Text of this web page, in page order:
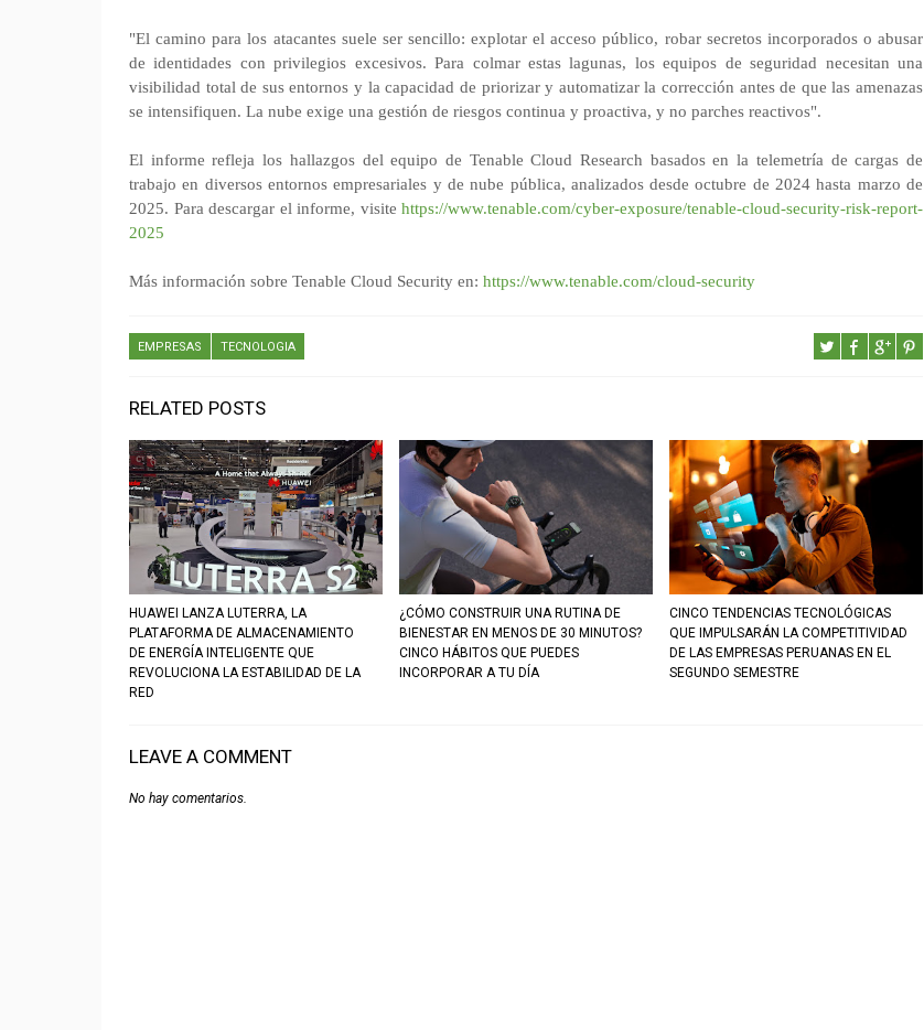
"El camino para los atacantes suele ser sencillo: explotar el acceso público, robar secretos incorporados o abusar
de identidades con privilegios excesivos. Para colmar estas lagunas, los equipos de seguridad necesitan una
visibilidad total de sus entornos y la capacidad de priorizar y automatizar la corrección antes de que las amenazas
se intensifiquen. La nube exige una gestión de riesgos continua y proactiva, y no parches reactivos".
El informe refleja los hallazgos del equipo de Tenable Cloud Research basados en la telemetría de cargas de
trabajo en diversos entornos empresariales y de nube pública, analizados desde octubre de 2024 hasta marzo de
2025. Para descargar el informe, visite https://www.tenable.com/cyber-exposure/tenable-cloud-security-risk-report-
2025
Más información sobre Tenable Cloud Security en: https://www.tenable.com/cloud-security
EMPRESAS TECNOLOGIA
RELATED POSTS
HUAWEI LANZA LUTERRA, LA
PLATAFORMA DE ALMACENAMIENTO
DE ENERGÍA INTELIGENTE QUE
REVOLUCIONA LA ESTABILIDAD DE LA
RED
¿CÓMO CONSTRUIR UNA RUTINA DE
BIENESTAR EN MENOS DE 30 MINUTOS?
CINCO HÁBITOS QUE PUEDES
INCORPORAR A TU DÍA
CINCO TENDENCIAS TECNOLÓGICAS
QUE IMPULSARÁN LA COMPETITIVIDAD
DE LAS EMPRESAS PERUANAS EN EL
SEGUNDO SEMESTRE
LEAVE A COMMENT
No hay comentarios.